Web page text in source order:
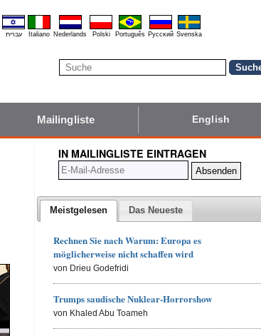
עברית Italiano Nederlands Polski Português Pyccĸий Svenska
Mailingliste English
IN MAILINGLISTE EINTRAGEN
Meistgelesen Das Neueste
Rechnen Sie nach Warum: Europa es
möglicherweise nicht schaffen wird
von Drieu Godefridi
Trumps saudische Nuklear-Horrorshow
von Khaled Abu Toameh